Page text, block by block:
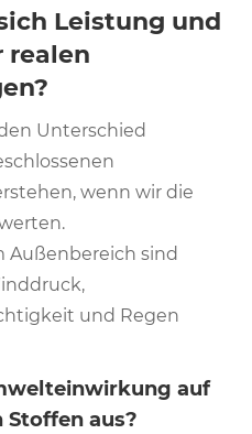
Leistung und
realen
Unterschied
wenn wir die
Außenbereich sind
und Regen
auf
aus?